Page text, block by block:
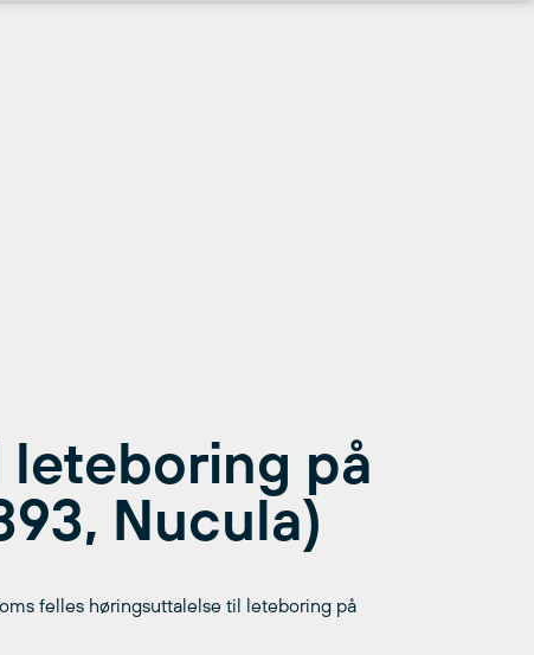
på
Nucula)
felles høringsuttalelse til leteboring på